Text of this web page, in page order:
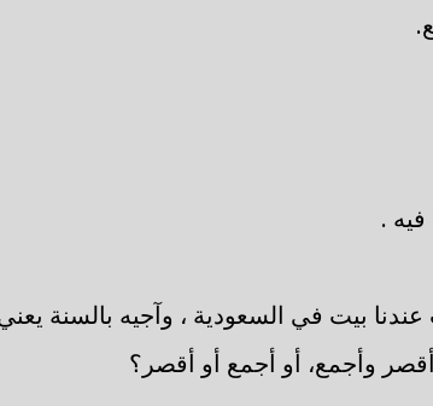
فيه .
بيت في السعودية ، وآجيه بالسنة
وأجمع، أو أجمع أو أقصر؟